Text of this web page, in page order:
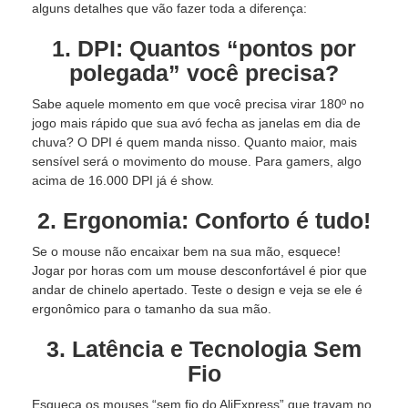
alguns detalhes que vão fazer toda a diferença:
1. DPI: Quantos “pontos por
polegada” você precisa?
Sabe aquele momento em que você precisa virar 180º no
jogo mais rápido que sua avó fecha as janelas em dia de
chuva? O DPI é quem manda nisso. Quanto maior, mais
sensível será o movimento do mouse. Para gamers, algo
acima de 16.000 DPI já é show.
2. Ergonomia: Conforto é tudo!
Se o mouse não encaixar bem na sua mão, esquece!
Jogar por horas com um mouse desconfortável é pior que
andar de chinelo apertado. Teste o design e veja se ele é
ergonômico para o tamanho da sua mão.
3. Latência e Tecnologia Sem
Fio
Esqueça os mouses “sem fio do AliExpress” que travam no